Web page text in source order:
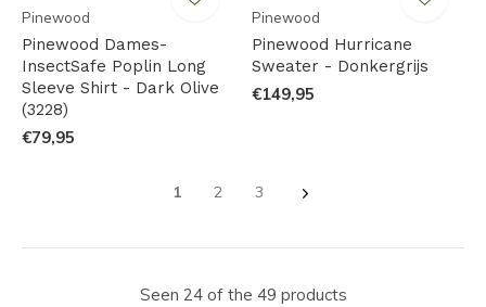
Pinewood
Pinewood Dames-
InsectSafe Poplin Long
Sleeve Shirt - Dark Olive
(3228)
€79,95
Pinewood
Pinewood Hurricane
Sweater - Donkergrijs
€149,95
1 2 3
Seen 24 of the 49 products